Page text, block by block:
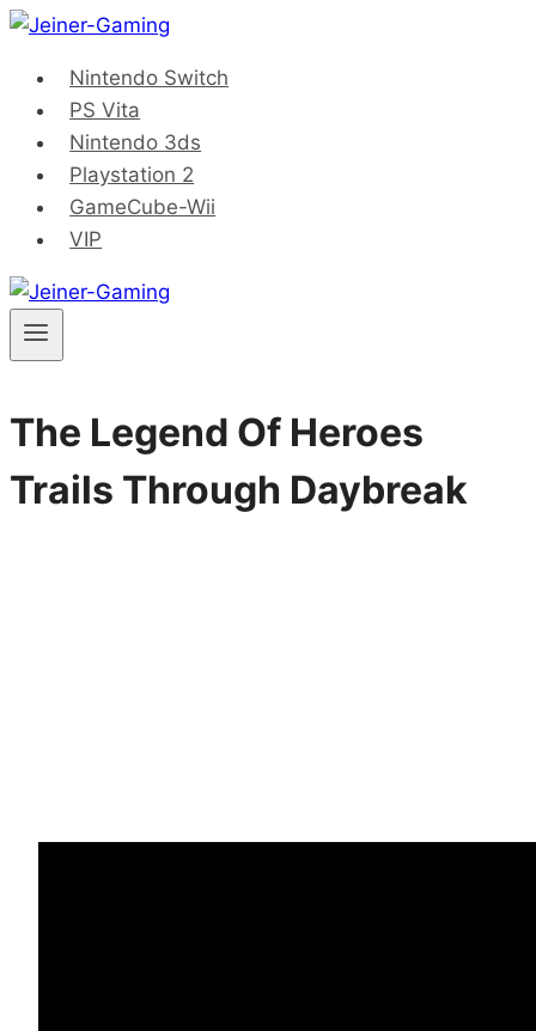
Saltar
contenidoNintendo Switch
PS Vita
Nintendo 3ds
Playstation 2
GameCube-Wii
VIP
The Legend Of Heroes
Trails Through Daybreak